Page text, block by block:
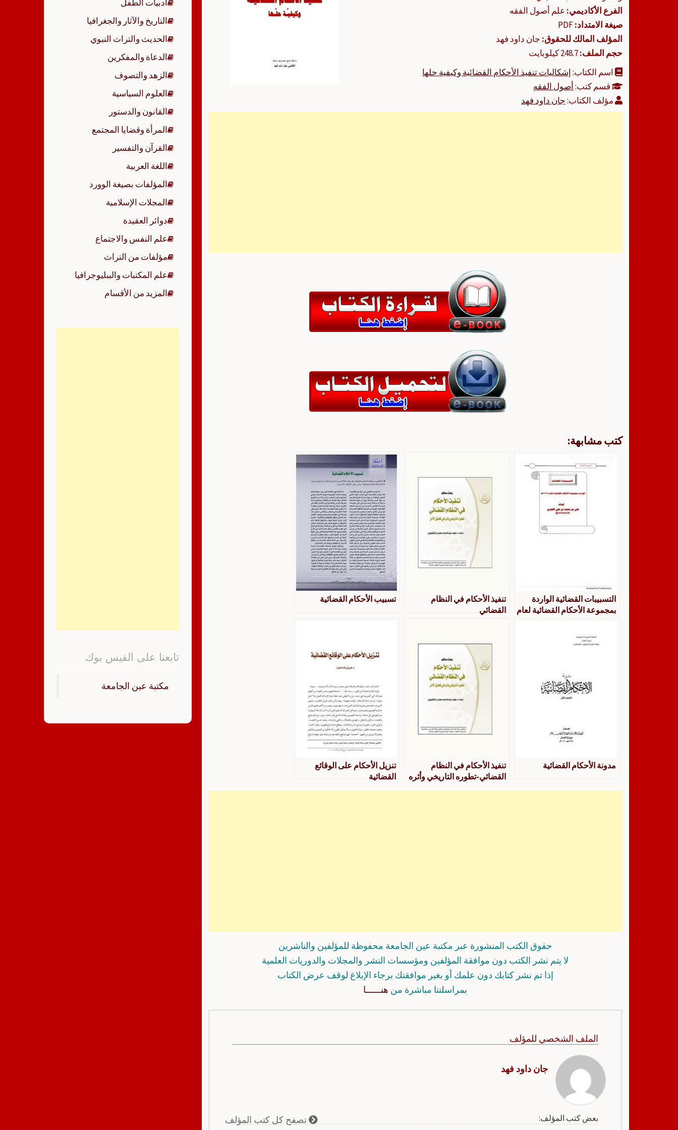
الفرع الأكاديمي: علم أصول الفقه
صيغة الامتداد:
المؤلف المالك للحقوق: جان داود فهد
حجم الملف:
اسم الكتاب:إشكاليات تنفيذ الأحكام القضائية وكيفية حلها
قسم كتب:أصول الفقه
مؤلف الكتاب:جان داود فهد
كتب مشابهة:
التسبيبات القضائية الواردة
بمجموعة الأحكام القضائية لعام
تنفيذ الأحكام في النظام
القضائي
تسبيب الأحكام القضائية
مدونة الأحكام القضائية
تنفيذ الأحكام في النظام
القضائي-تطوره التاريخي وأثره
تنزيل الأحكام على الوقائع
القضائية
حقوق الكتب المنشورة عبر مكتبة عين الجامعة محفوظة للمؤلفين والناشرين
لا يتم نشر الكتب دون موافقة المؤلفين ومؤسسات النشر والمجلات والدوريات العلمية
إذا تم نشر كتابك دون علمك أو بغير موافقتك برجاء الإبلاغ لوقف عرض الكتاب
بمراسلتنا مباشرة من هنــــــا
الملف الشخصي للمؤلف
جان داود فهد
بعض كتب المؤلف: تصفح كل كتب المؤلف
أدبيات الطفل
التاريخ والآثار والجغرافيا
الحديث والتراث النبوي
الدعاة والمفكرين
الزهد والتصوف
العلوم السياسية
القانون والدستور
المرأة وقضايا المجتمع
القرآن والتفسير
اللغة العربية
المؤلفات بصيغة الوورد
المجلات الإسلامية
دوائر العقيدة
علم النفس والاجتماع
مؤلفات من التراث
علم المكتبات والببليوجرافيا
المزيد من الأقسام
تابعنا على الفيس بوك
‏مكتبة عين الجامعة‏